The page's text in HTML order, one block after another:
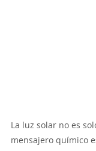
La luz solar no es
mensajero químico